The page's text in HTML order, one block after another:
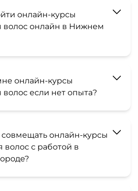
онлайн-курсы
онлайн в Нижнем
онлайн-курсы
если нет опыта?
онлайн-курсы
с работой в